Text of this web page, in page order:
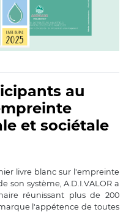
au
et sociétale
livre blanc sur l'empreinte
son système, A.D.I.VALOR a
réunissant plus de 200
l'appétence de toutes